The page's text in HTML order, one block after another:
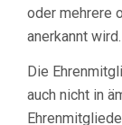
oder mehrere
anerkannt
Die
auch nicht in